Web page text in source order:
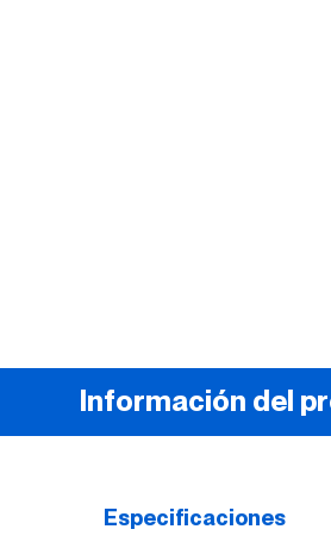
Información del
Especificaciones